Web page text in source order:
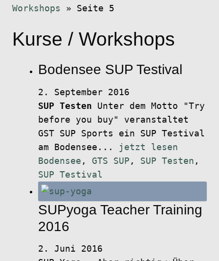
Workshops » Seite 5
Kurse / Workshops
Bodensee SUP Testival
2. September 2016
SUP Testen Unter dem Motto "Try
before you buy" veranstaltet
GST SUP Sports ein SUP Testival
am Bodensee...
jetzt lesen
Bodensee , GTS SUP , SUP Testen ,
SUP Testival
SUPyoga Teacher Training
2016
2. Juni 2016